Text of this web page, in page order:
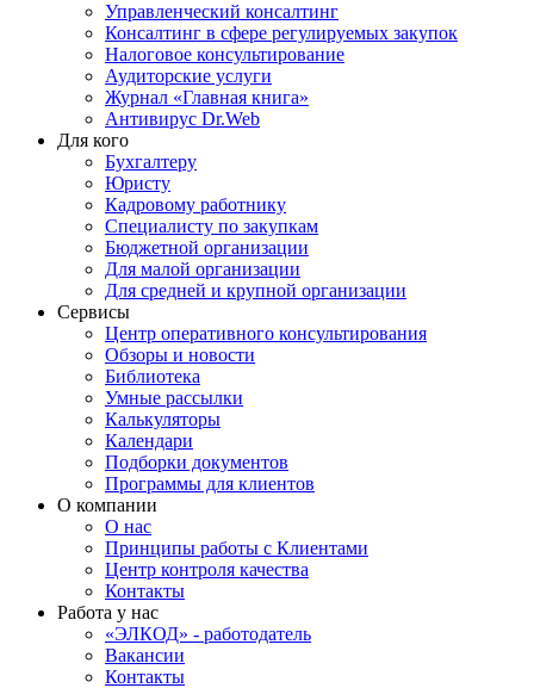
Управленческий консалтинг
Консалтинг в сфере регулируемых закупок
Налоговое консультирование
Аудиторские услуги
Журнал «Главная книга»
Антивирус Dr.Web
Для кого
Бухгалтеру
Юристу
Кадровому работнику
Специалисту по закупкам
Бюджетной организации
Для малой организации
Для средней и крупной организации
Сервисы
Центр оперативного консультирования
Обзоры и новости
Библиотека
Умные рассылки
Калькуляторы
Календари
Подборки документов
Программы для клиентов
О компании
О нас
Принципы работы с Клиентами
Центр контроля качества
Контакты
Работа у нас
«ЭЛКОД» - работодатель
Вакансии
Контакты